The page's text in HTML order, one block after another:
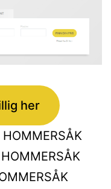
her